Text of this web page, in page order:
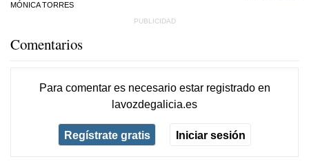
MÓNICA TORRES
Comentarios
Para comentar es necesario estar registradoen
lavozdegalicia.es
Regístrate gratis Iniciar sesión